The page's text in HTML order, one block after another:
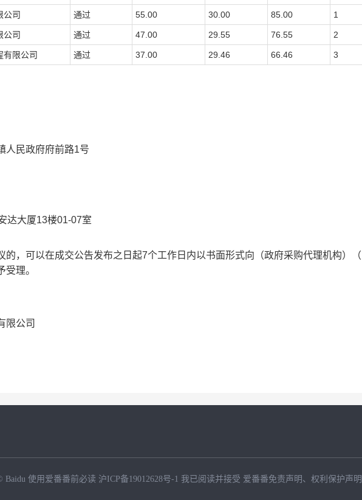
公司 通过 55.00 30.00 85.00 1
公司 通过 47.00 29.55 76.55 2
有限公司 通过 37.00 29.46 66.46 3
人民政府府前路1号
达大厦13楼01-07室
的，可以在成交公告发布之日起7个工作日内以书面形式向（政府采购代理机构）
理。
限公司
Baidu 使用爱番番前必读 沪ICP备19012628号-1 我已阅读并接受 爱番番免责声明 、 权利保护声明